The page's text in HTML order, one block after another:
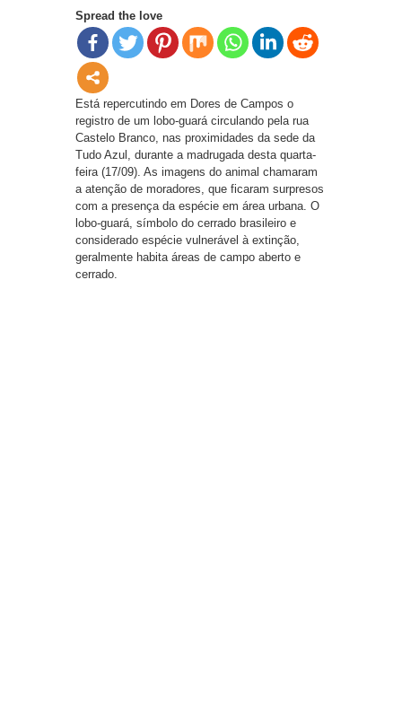
Spread the love
Está repercutindo em Dores de Campos o
registro de um lobo-guará circulando pela rua
Castelo Branco, nas proximidades da sede da
Tudo Azul, durante a madrugada desta quarta-
feira (17/09). As imagens do animal chamaram
a atenção de moradores, que ficaram surpresos
com a presença da espécie em área urbana. O
lobo-guará, símbolo do cerrado brasileiro e
considerado espécie vulnerável à extinção,
geralmente habita áreas de campo aberto e
cerrado.